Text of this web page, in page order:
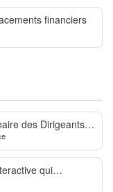
financiers
des Dirigeants
qui